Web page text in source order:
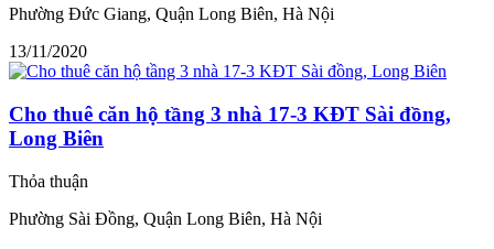
Phường Đức Giang, Quận Long Biên, Hà Nội
13/11/2020
Cho thuê căn hộ tầng 3 nhà 17-3 KĐT Sài đồng,
Long Biên
Thỏa thuận
Phường Sài Đồng, Quận Long Biên, Hà Nội